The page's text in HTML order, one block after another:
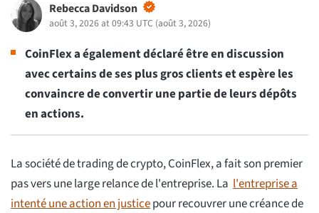
Rebecca Davidson
août 3, 2026 at 09:43 UTC (août 3, 2026)
CoinFlex a également déclaré être en discussion
avec certains de ses plus gros clients et espère les
convaincre de convertir une partie de leurs dépôts
en actions.
La société de trading de crypto, CoinFlex, a fait son premier
pas vers une large relance de l'entreprise. La l'entreprise a
intenté une action en justicepour recouvrer une créance de